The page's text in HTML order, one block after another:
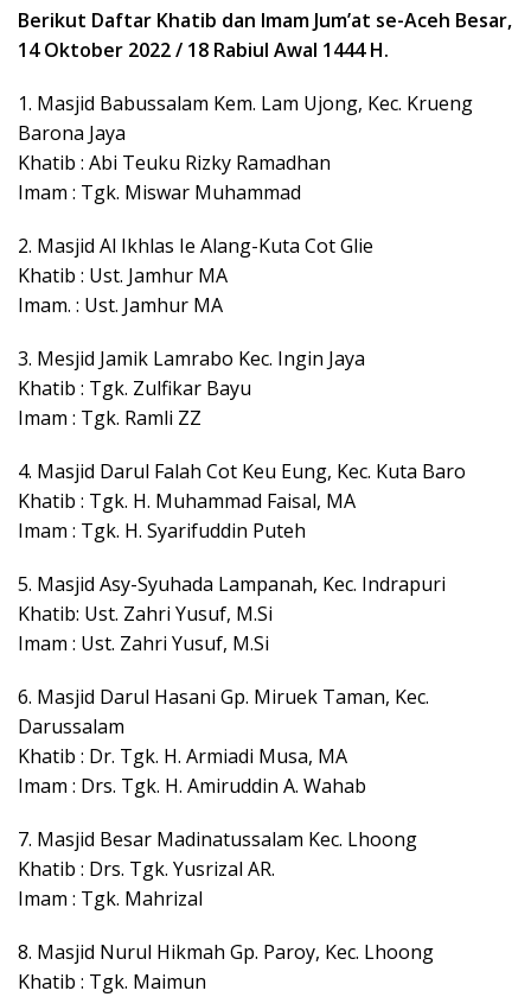
Berikut Daftar Khatib dan Imam Jum’at se-Aceh Besar,
14 Oktober 2022 / 18 Rabiul Awal 1444 H.
1. Masjid Babussalam Kem. Lam Ujong, Kec. Krueng
Barona Jaya
Khatib : Abi Teuku Rizky Ramadhan
Imam : Tgk. Miswar Muhammad
2. Masjid Al Ikhlas Ie Alang-Kuta Cot Glie
Khatib : Ust. Jamhur MA
Imam. : Ust. Jamhur MA
3. Mesjid Jamik Lamrabo Kec. Ingin Jaya
Khatib : Tgk. Zulfikar Bayu
Imam : Tgk. Ramli ZZ
4. Masjid Darul Falah Cot Keu Eung, Kec. Kuta Baro
Khatib : Tgk. H. Muhammad Faisal, MA
Imam : Tgk. H. Syarifuddin Puteh
5. Masjid Asy-Syuhada Lampanah, Kec. Indrapuri
Khatib: Ust. Zahri Yusuf, M.Si
Imam : Ust. Zahri Yusuf, M.Si
6. Masjid Darul Hasani Gp. Miruek Taman, Kec.
Darussalam
Khatib : Dr. Tgk. H. Armiadi Musa, MA
Imam : Drs. Tgk. H. Amiruddin A. Wahab
7. Masjid Besar Madinatussalam Kec. Lhoong
Khatib : Drs. Tgk. Yusrizal AR.
Imam : Tgk. Mahrizal
8. Masjid Nurul Hikmah Gp. Paroy, Kec. Lhoong
Khatib : Tgk. Maimun